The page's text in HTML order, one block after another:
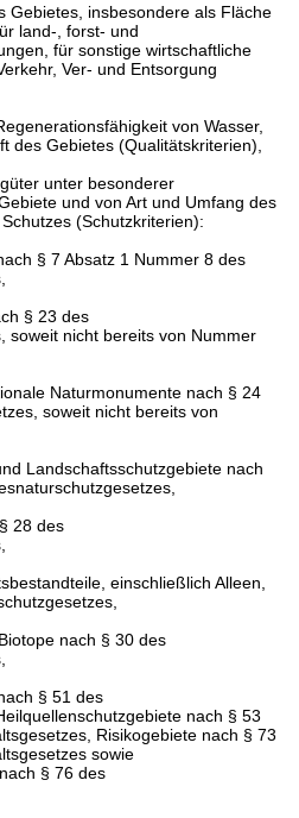
Gebietes, insbesondere als Fläche
land-, forst- und
für sonstige wirtschaftliche
Ver- und Entsorgung
von Wasser,
des Gebietes (Qualitätskriterien),
unter besonderer
und von Art und Umfang des
(Schutzkriterien):
§ 7 Absatz 1 Nummer 8 des
§ 23 des
soweit nicht bereits von Nummer
Naturmonumente nach § 24
soweit nicht bereits von
Landschaftsschutzgebiete nach
28 des
einschließlich Alleen,
nach § 30 des
§ 51 des
nach § 53
Risikogebiete nach § 73
sowie
§ 76 des